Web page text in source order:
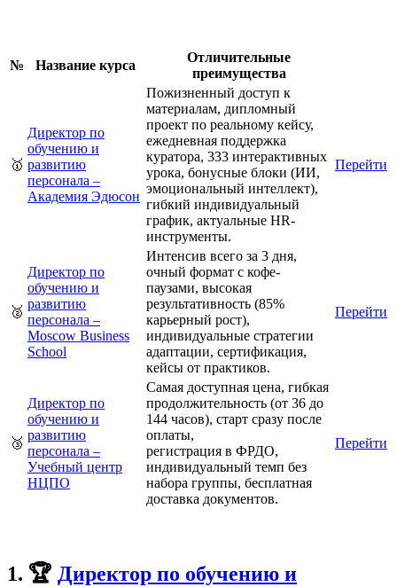
№ Название курса
Отличительные
преимущества
🥇
Директор по
обучению и
развитию
персонала –
Академия Эдюсон
Пожизненный доступ к
материалам, дипломный
проект по реальному кейсу,
ежедневная поддержка
куратора, 333 интерактивных
урока, бонусные блоки (ИИ,
эмоциональный интеллект),
гибкий индивидуальный
график, актуальные HR-
инструменты.
Перейти
🥈
Директор по
обучению и
развитию
персонала –
Moscow Business
School
Интенсив всего за 3 дня,
очный формат с кофе-
паузами, высокая
результативность (85%
карьерный рост),
индивидуальные стратегии
адаптации, сертификация,
кейсы от практиков.
Перейти
🥉
Директор по
обучению и
развитию
персонала –
Учебный центр
НЦПО
Самая доступная цена, гибкая
продолжительность (от 36 до
144 часов), старт сразу после
оплаты,
регистрация в ФРДО,
индивидуальный темп без
набора группы, бесплатная
доставка документов.
Перейти
1. 🏆 Директор по обучению и